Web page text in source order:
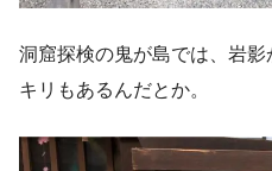
洞窟探検の鬼が島では、岩
キリもあるんだとか。